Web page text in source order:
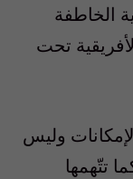
الخاطفة
تحت
وليس
تتّهمها